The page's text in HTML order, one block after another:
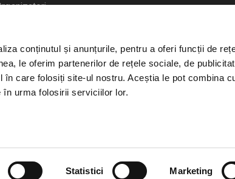
conținutul și anunțurile, pentru a oferi funcții de
le oferim partenerilor de rețele sociale, de
în care folosiți site-ul nostru. Aceștia le pot combina
urma folosirii serviciilor lor.
Statistici Marketing